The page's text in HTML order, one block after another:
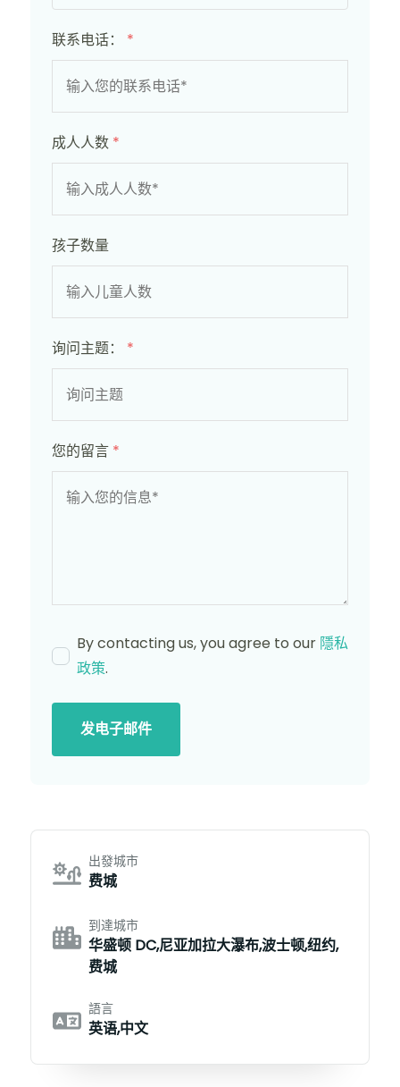
联系电话： *
成人人数 *
孩子数量
询问主题： *
您的留言 *
By contacting us, you agree to our 隱私
政策.
发电子邮件
出發城市
费城
到達城市
华盛顿 DC,尼亚加拉大瀑布,波士顿,纽约,
费城
語言
英语,中文